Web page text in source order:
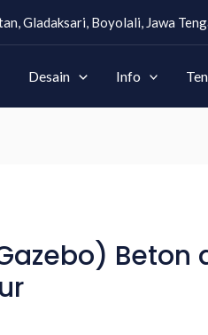
Gladaksari, Boyolali, Jawa
Desain Info
Beton